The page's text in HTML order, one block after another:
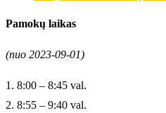
Pamokų laikas
(nuo 2023-09-01)
1. 8:00 – 8:45 val.
2. 8:55 – 9:40 val.